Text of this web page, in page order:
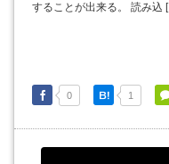
することが出来る。 読み込
0 1